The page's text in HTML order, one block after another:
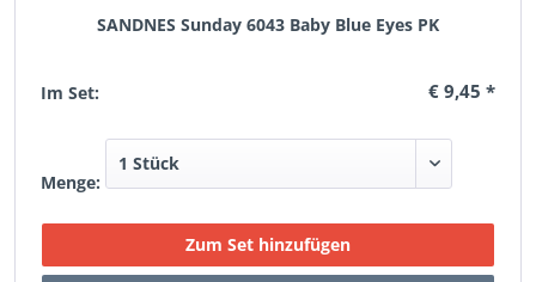
SANDNES Sunday 6043 Baby Blue Eyes PK
Im Set: € 9,45 *
Menge: